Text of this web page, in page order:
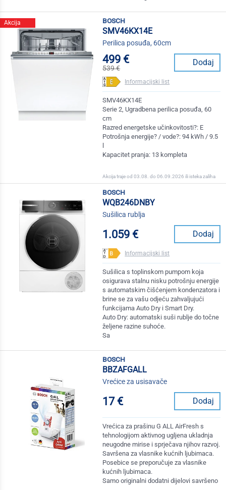
Akcija
bosch
SMV46KX14E
Perilica posuđa, 60cm
499 €
539 €
Dodaj
Informacijski list
SMV46KX14E
Serie 2, Ugradbena perilica posuđa, 60
cm
Razred energetske učinkovitosti?: E
Potrošnja energije? / vode?: 94 kWh / 9.5
Kapacitet pranja: 13 kompleta
Akcija traje od 03.08. do 06.09.2026 ili isteka zaliha
bosch
WQB246DNBY
Sušilica rublja
1.059 € Dodaj
Informacijski list
Sušilica s toplinskom pumpom koja
osigurava stalnu nisku potrošnju energije
s automatskim čišćenjem kondenzatora i
brine se za vašu odjeću zahvaljujući
funkcijama Auto Dry i Smart Dry.
Auto Dry: automatski suši rublje do točne
željene razine suhoće.
Sa
bosch
BBZAFGALL
Vrećice za usisavače
17 € Dodaj
Vrećica za prašinu G ALL AirFresh s
tehnologijom aktivnog ugljena ukladnja
neugodne mirise i sprječava njihov razvoj.
Savršena za vlasnike kućnih ljubimaca.
Posebice se preporučuje za vlasnike
kućnih ljubimaca.
Samo originalni dodatni dijelovi savršeno